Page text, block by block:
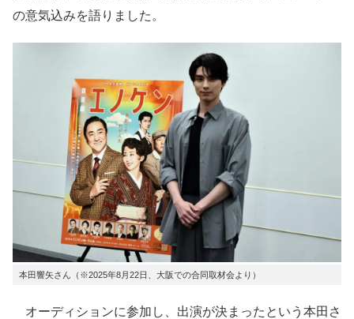
の意気込みを語りました。
本田響矢さん（※2025年8月22日、大阪での合同取材会より）
オーディションに参加し、出演が決まったという本田さ